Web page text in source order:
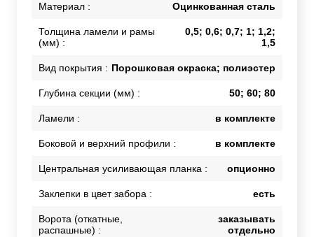
Материал : Оцинкованная сталь
Толщина ламели и рамы
(мм) :
0,5; 0,6; 0,7; 1; 1,2;
1,5
Вид покрытия : Порошковая окраска; полиэстер
Глубина секции (мм) : 50; 60; 80
Ламели : в комплекте
Боковой и верхний профили : в комплекте
Центральная усиливающая планка : опционно
Заклепки в цвет забора : есть
Ворота (откатные,
распашные) :
заказывать
отдельно